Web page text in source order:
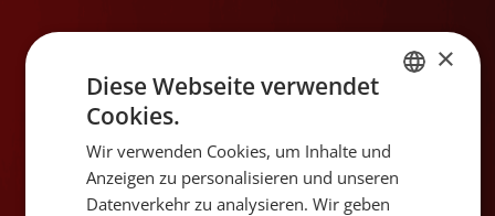
Aromen von reifen Kirschen und Pflaumen.
Vollmundig.
Mendoza
Wein-Art
Rotwein
FRENCH
×
Diese Webseite verwendet
Cookies.
Wir verwenden Cookies, um Inhalte und
Anzeigen zu personalisieren und unseren
Datenverkehr zu analysieren. Wir geben